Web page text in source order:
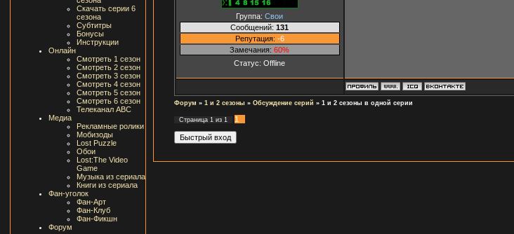
Скачать серии 6
сезона
Субтитры
Бонусы
Инструкции
Онлайн
Смотреть 1 сезон
Смотреть 2 сезон
Смотреть 3 сезон
Смотреть 4 сезон
Смотреть 5 сезон
Смотреть 6 сезон
Телеканал ABC
Медиа
Рекламные ролики
Мобизоды
Lost Puzzle
Обои
Lost:The Video
Game
Музыка из сериала
Книги из сериала
Фан-уголок
Фан-Арт
Фан-Клуб
Фан-Фикшн
Форум
Группа: Свои
Сообщений: 131
Репутация: -6
Замечания: 60%
Статус: Offline
Форум » 1 и 2 сезоны » Обсуждение серий » 1 и 2 сезоны в одной серии
Страница 1 из 1
1